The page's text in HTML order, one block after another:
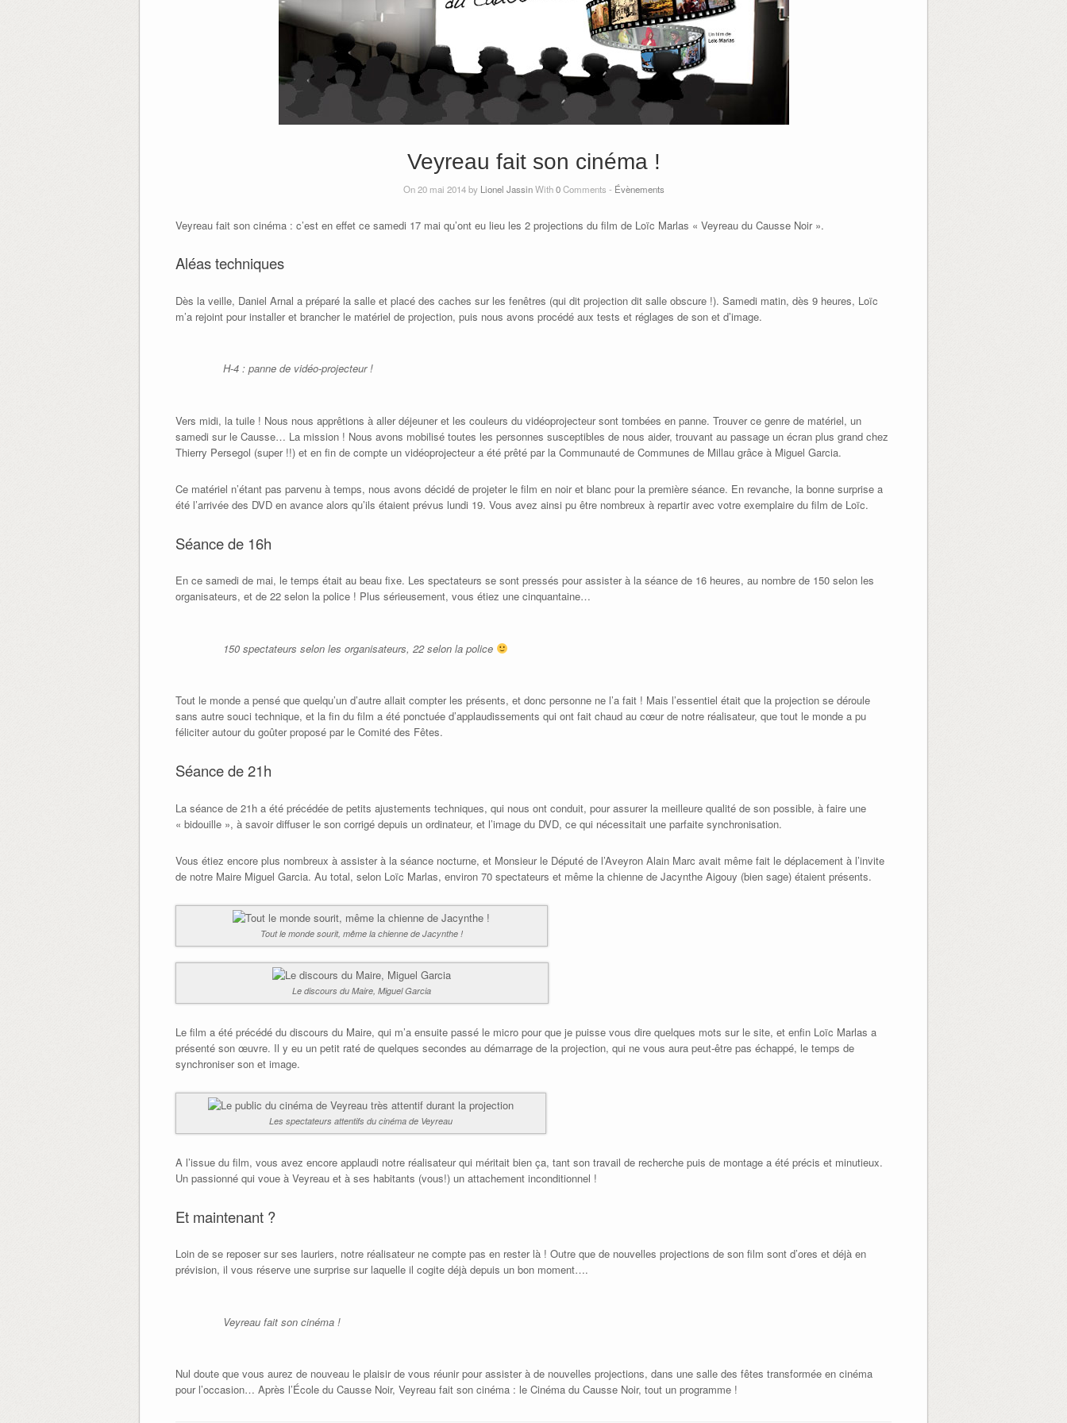
Veyreau fait son cinéma !
On 20 mai 2014 by Lionel JassinWith0Comments - Évènements
Veyreau fait son cinéma : c’est en effet ce samedi 17 mai qu’ont eu lieu les 2 projections du film de Loïc Marlas « Veyreau du Causse Noir ».
Aléas techniques
Dès la veille, Daniel Arnal a préparé la salle et placé des caches sur les fenêtres (qui dit projection dit salle obscure !). Samedi matin, dès 9 heures, Loïc
m’a rejoint pour installer et brancher le matériel de projection, puis nous avons procédé aux tests et réglages de son et d’image.
H-4 : panne de vidéo-projecteur !
Vers midi, la tuile ! Nous nous apprêtions à aller déjeuner et les couleurs du vidéoprojecteur sont tombées en panne. Trouver ce genre de matériel, un
samedi sur le Causse… La mission ! Nous avons mobilisé toutes les personnes susceptibles de nous aider, trouvant au passage un écran plus grand chez
Thierry Persegol (super !!) et en fin de compte un vidéoprojecteur a été prêté par la Communauté de Communes de Millau grâce à Miguel Garcia.
Ce matériel n’étant pas parvenu à temps, nous avons décidé de projeter le film en noir et blanc pour la première séance. En revanche, la bonne surprise a
été l’arrivée des DVD en avance alors qu’ils étaient prévus lundi 19. Vous avez ainsi pu être nombreux à repartir avec votre exemplaire du film de Loïc.
Séance de 16h
En ce samedi de mai, le temps était au beau fixe. Les spectateurs se sont pressés pour assister à la séance de 16 heures, au nombre de 150 selon les
organisateurs, et de 22 selon la police ! Plus sérieusement, vous étiez une cinquantaine…
150 spectateurs selon les organisateurs, 22 selon la police
Tout le monde a pensé que quelqu’un d’autre allait compter les présents, et donc personne ne l’a fait ! Mais l’essentiel était que la projection se déroule
sans autre souci technique, et la fin du film a été ponctuée d’applaudissements qui ont fait chaud au cœur de notre réalisateur, que tout le monde a pu
féliciter autour du goûter proposé par le Comité des Fêtes.
Séance de 21h
La séance de 21h a été précédée de petits ajustements techniques, qui nous ont conduit, pour assurer la meilleure qualité de son possible, à faire une
« bidouille », à savoir diffuser le son corrigé depuis un ordinateur, et l’image du DVD, ce qui nécessitait une parfaite synchronisation.
Vous étiez encore plus nombreux à assister à la séance nocturne, et Monsieur le Député de l’Aveyron Alain Marc avait même fait le déplacement à l’invite
de notre Maire Miguel Garcia. Au total, selon Loïc Marlas, environ 70 spectateurs et même la chienne de Jacynthe Aigouy (bien sage) étaient présents.
Tout le monde sourit, même la chienne de Jacynthe !
Le discours du Maire, Miguel Garcia
Le film a été précédé du discours du Maire, qui m’a ensuite passé le micro pour que je puisse vous dire quelques mots sur le site, et enfin Loïc Marlas a
présenté son œuvre. Il y eu un petit raté de quelques secondes au démarrage de la projection, qui ne vous aura peut-être pas échappé, le temps de
synchroniser son et image.
Les spectateurs attentifs du cinéma de Veyreau
A l’issue du film, vous avez encore applaudi notre réalisateur qui méritait bien ça, tant son travail de recherche puis de montage a été précis et minutieux.
Un passionné qui voue à Veyreau et à ses habitants (vous!) un attachement inconditionnel !
Et maintenant ?
Loin de se reposer sur ses lauriers, notre réalisateur ne compte pas en rester là ! Outre que de nouvelles projections de son film sont d’ores et déjà en
prévision, il vous réserve une surprise sur laquelle il cogite déjà depuis un bon moment….
Veyreau fait son cinéma !
Nul doute que vous aurez de nouveau le plaisir de vous réunir pour assister à de nouvelles projections, dans une salle des fêtes transformée en cinéma
pour l’occasion… Après l’École du Causse Noir, Veyreau fait son cinéma : le Cinéma du Causse Noir, tout un programme !